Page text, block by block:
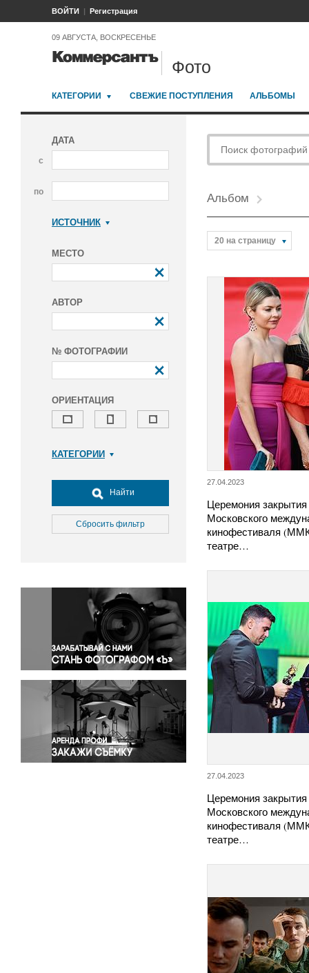
ВОЙТИ Регистрация
09 АВГУСТА, ВОСКРЕСЕНЬЕ
Фото
КАТЕГОРИИ СВЕЖИЕ ПОСТУПЛЕНИЯ АЛЬБОМЫ
ДАТА
с
по
ИСТОЧНИК
МЕСТО
АВТОР
№ ФОТОГРАФИИ
ОРИЕНТАЦИЯ
КАТЕГОРИИ
Досуг, туризм и отдых
Культура
Медицина
Окружающая среда
Политика
Правосудие
Происшествия и конфликты
Религия
Светская жизнь
Спорт
Экология
Экономика и бизнес
Найти
Сбросить фильтр
Альбом
20 на страницу
27.04.2023
Церемония закрытия
Московского
кинофестиваля
театре…
27.04.2023
Церемония закрытия
Московского
кинофестиваля
театре…